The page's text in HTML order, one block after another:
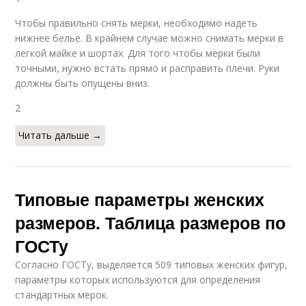
Чтобы правильно снять мерки, необходимо надеть
нижнее белье. В крайнем случае можно снимать мерки в
легкой майке и шортах. Для того чтобы мерки были
точными, нужно встать прямо и расправить плечи. Руки
должны быть опущены вниз.
2
Читать дальше →
Типовые параметры женских
размеров. Таблица размеров по
ГОСТу
Согласно ГОСТу, выделяется 509 типовых женских фигур,
параметры которых используются для определения
стандартных мерок.